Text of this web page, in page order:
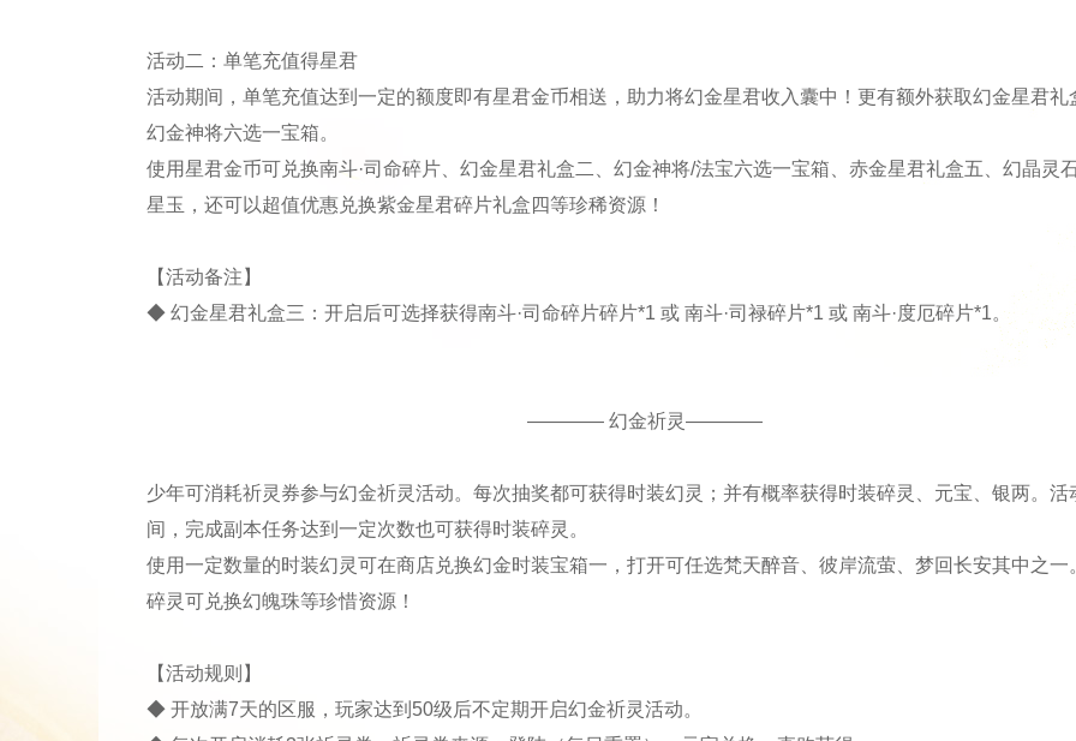
活动二：单笔充值得星君
活动期间，单笔充值达到一定的额度即有星君金币相送，助力将幻金星君收入囊中！更有额外获取幻金星君礼
幻金神将六选一宝箱。
使用星君金币可兑换南斗·司命碎片、幻金星君礼盒二、幻金神将/法宝六选一宝箱、赤金星君礼盒五、幻晶灵
星玉，还可以超值优惠兑换紫金星君碎片礼盒四等珍稀资源！
【活动备注】
◆ 幻金星君礼盒三：开启后可选择获得南斗·司命碎片碎片*1 或 南斗·司禄碎片*1 或 南斗·度厄碎片*1。
———— 幻金祈灵————
少年可消耗祈灵券参与幻金祈灵活动。每次抽奖都可获得时装幻灵；并有概率获得时装碎灵、元宝、银两。活
间，完成副本任务达到一定次数也可获得时装碎灵。
使用一定数量的时装幻灵可在商店兑换幻金时装宝箱一，打开可任选梵天醉音、彼岸流萤、梦回长安其中之一
碎灵可兑换幻魄珠等珍惜资源！
【活动规则】
◆ 开放满7天的区服，玩家达到50级后不定期开启幻金祈灵活动。